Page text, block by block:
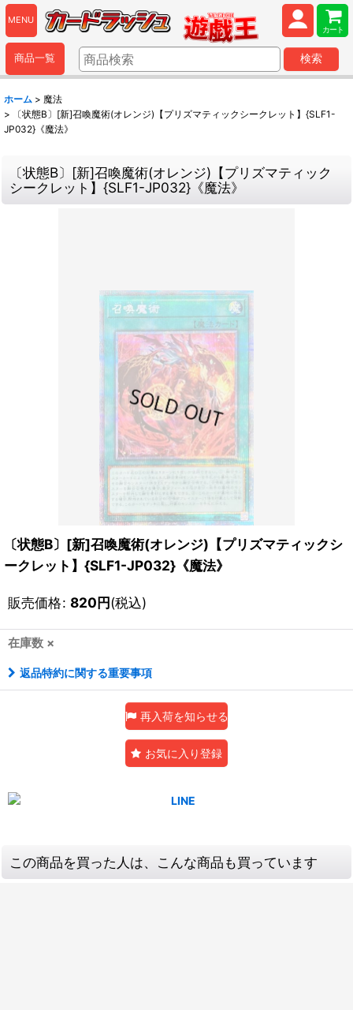
MENU
カート
商品一覧 検索
ホーム > 魔法
>
〔状態B〕[新]召喚魔術(オレンジ)【プリズマティックシークレット】{SLF1-
JP032}《魔法》
〔状態B〕[新]召喚魔術(オレンジ)【プリズマティック
シークレット】{SLF1-JP032}《魔法》
〔状態B〕[新]召喚魔術(オレンジ)【プリズマティックシ
ークレット】{SLF1-JP032}《魔法》
販売価格: 820円(税込)
在庫数 ×
返品特約に関する重要事項
再入荷を知らせる
お気に入り登録
この商品を買った人は、こんな商品も買っています